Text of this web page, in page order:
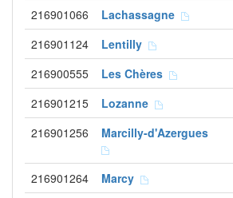
216901066 Lachassagne
216901124 Lentilly
216900555 Les Chères
216901215 Lozanne
216901256 Marcilly-d'Azergues
216901264 Marcy